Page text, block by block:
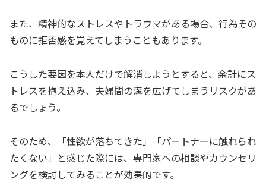
また、精神的なストレスやトラウマがある場合、行為その
ものに拒否感を覚えてしまうこともあります。
こうした要因を本人だけで解消しようとすると、余計にス
トレスを抱え込み、夫婦間の溝を広げてしまうリスクがあ
るでしょう。
そのため、「性欲が落ちてきた」「パートナーに触れられ
たくない」と感じた際には、専門家への相談やカウンセリ
ングを検討してみることが効果的です。